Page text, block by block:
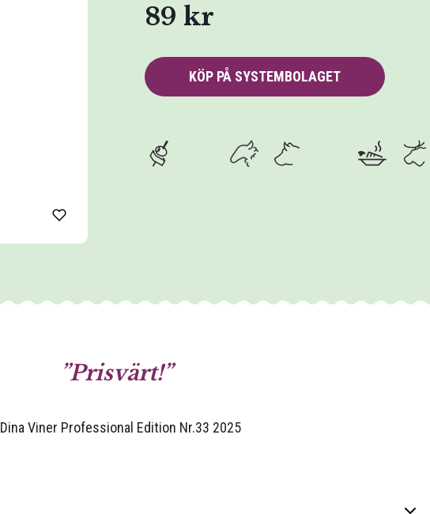
89 kr
KÖP PÅ SYSTEMBOLAGET
Prisvärt!
Viner Professional Edition Nr.33 2025